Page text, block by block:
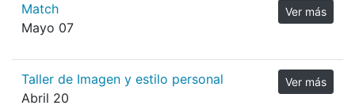
Match
Mayo 07
Ver más
Taller de Imagen y estilo personal
Abril 20
Ver más